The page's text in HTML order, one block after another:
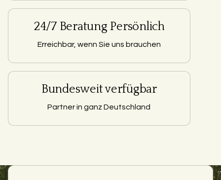
24/7 Beratung Persönlich
Erreichbar, wenn Sie uns brauchen
Bundesweit verfügbar
Partner in ganz Deutschland